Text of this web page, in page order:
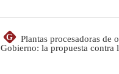
G
Plantas procesadoras de
Gobierno: la propuesta contra